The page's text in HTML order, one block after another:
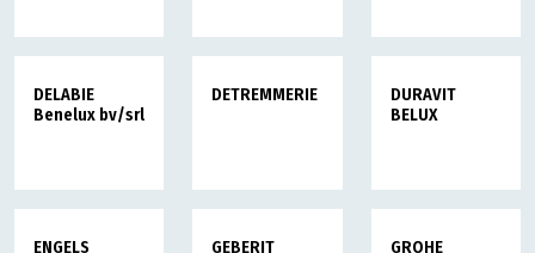
DELABIE
Benelux bv/srl
DETREMMERIE
DURAVIT
BELUX
ENGELS
GEBERIT
GROHE